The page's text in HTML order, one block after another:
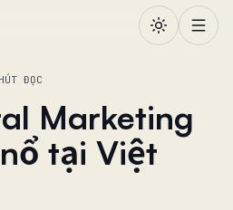
ĐỌC
Marketing
tại Việt